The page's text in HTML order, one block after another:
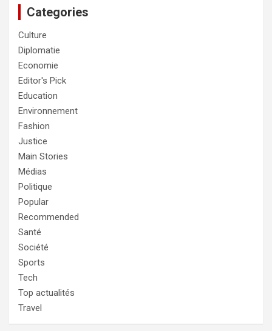
Categories
Culture
Diplomatie
Economie
Editor's Pick
Education
Environnement
Fashion
Justice
Main Stories
Médias
Politique
Popular
Recommended
Santé
Société
Sports
Tech
Top actualités
Travel